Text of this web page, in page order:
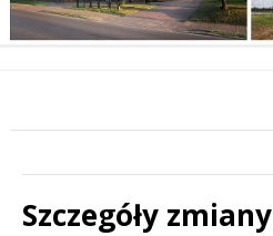
Szczegóły zmiany